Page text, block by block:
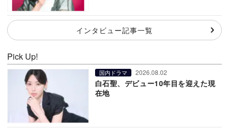
インタビュー記事一覧
Pick Up!
国内ドラマ 2026.08.02
白石聖、デビュー10年目を迎えた現
在地